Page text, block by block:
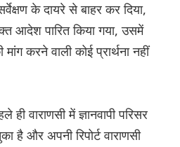
के दायरे से बाहर कर दिया,
आदेश पारित किया गया, उसमें
मांग करने वाली कोई प्रार्थना नहीं
वाराणसी में ज्ञानवापी परिसर
है और अपनी रिपोर्ट वाराणसी